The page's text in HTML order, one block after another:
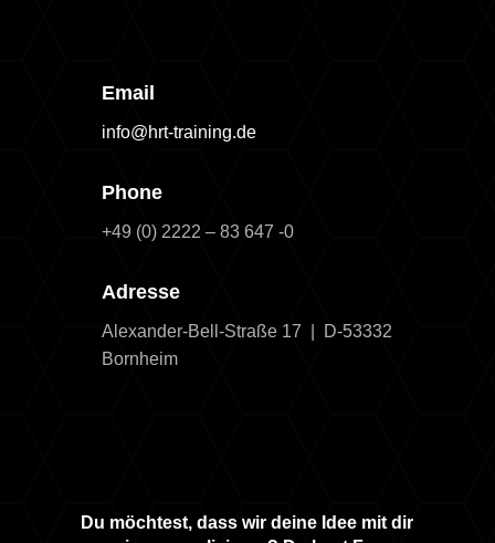
Email
info@hrt-training.de
Phone
+49 (0) 2222 – 83 647 -0
Adresse
Alexander-Bell-Straße 17 | D-53332
Bornheim
Du möchtest, dass wir deine Idee mit dir